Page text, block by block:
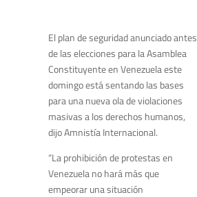
El plan de seguridad anunciado antes
de las elecciones para la Asamblea
Constituyente en Venezuela este
domingo está sentando las bases
para una nueva ola de violaciones
masivas a los derechos humanos,
dijo Amnistía Internacional.
“La prohibición de protestas en
Venezuela no hará más que
empeorar una situación